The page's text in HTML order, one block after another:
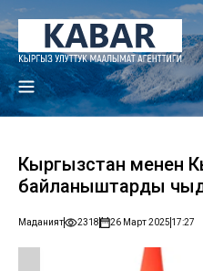
Кыргызстан менен
байланыштарды
Маданият 2318 26 Март 2025 17:27